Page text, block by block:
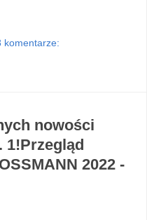
komentarze:
nowości
1!Przegląd
2022 -